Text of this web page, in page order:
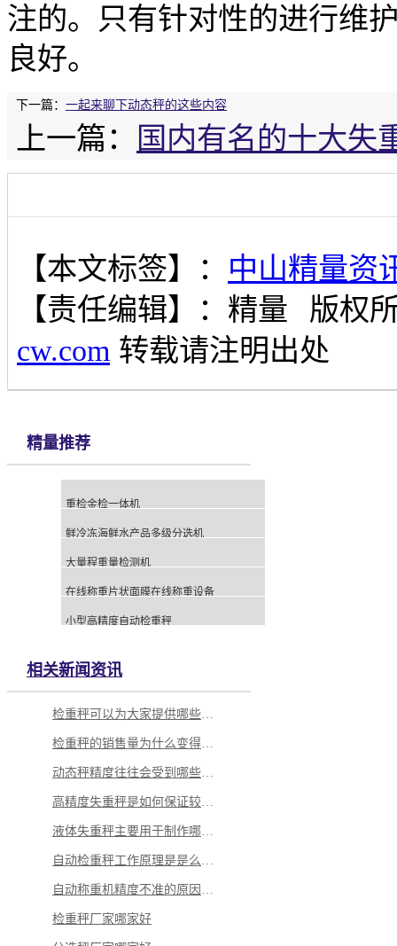
注的。只有针对性的进行维
良好。
下一篇： 一起来聊下动态秤的这些内容
上一篇： 国内有名的十大失
【本文标签】： 中山精量资
【责任编辑】： 精量
版权
cw.com 转载请注明出处
精量推荐
重检金检一体机
鲜冷冻海鲜水产品多级分选机
大量程重量检测机
在线称重片状面膜在线称重设备
小型高精度自动检重秤
相关新闻资讯
检重秤厂家哪家好